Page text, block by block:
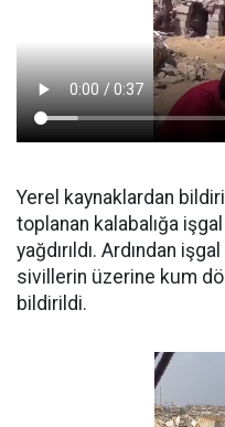
Yerel kaynaklardan
toplanan kalabalığa
yağdırıldı. Ardından
sivillerin üzerine kum
bildirildi.